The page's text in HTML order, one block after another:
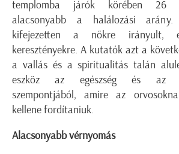
templomba járók körében 26
alacsonyabb a halálozási
kifejezetten a nőkre irányult,
keresztényekre. A kutatók azt a
a vallás és a spiritualitás talán
eszköz az egészség és az
szempontjából, amire az
kellene fordítaniuk.
Alacsonyabb vérnyomás